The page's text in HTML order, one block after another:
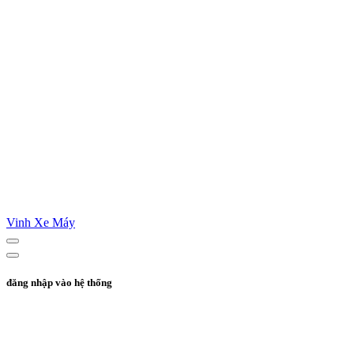
Vinh Xe Máy
đăng nhập vào hệ thống